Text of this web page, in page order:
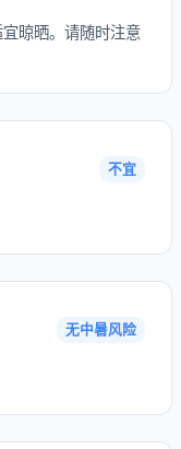
晾晒。请随时注意
不宜
无中暑风险